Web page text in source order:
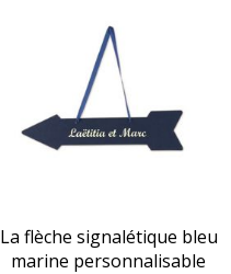
La flèche signalétique bleu
marine personnalisable